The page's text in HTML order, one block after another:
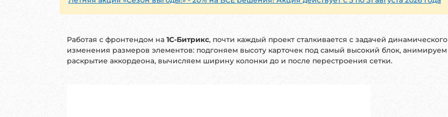
Работая с фронтендом на 1С-Битрикс, почти каждый проект сталкивается с задачей динамического
изменения размеров элементов: подгоняем высоту карточек под самый высокий блок, анимируем
раскрытие аккордеона, вычисляем ширину колонки до и после перестроения сетки.